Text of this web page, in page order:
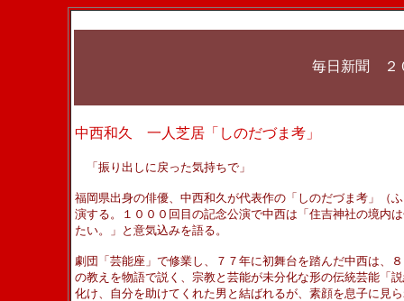
毎日新聞 ２
中西和久 一人芝居「しのだづま考」
「振り出しに戻った気持ちで」
福岡県出身の俳優、中西和久が代表作の「しのだづま考」（
演する。１０００回目の記念公演で中西は「住吉神社の境内
たい。」と意気込みを語る。
劇団「芸能座」で修業し、７７年に初舞台を踏んだ中西は、
の教えを物語で説く、宗教と芸能が未分化な形の伝統芸能「
化け、自分を助けてくれた男と結ばれるが、素顔を息子に見